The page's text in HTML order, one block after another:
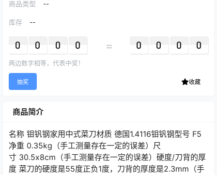
商品类型 --
库存 --
0 0 0 0 = 0 0 0 0
两边数字相等，代表中奖！
抽奖 收藏
商品简介
名称 钼钒钢家用中式菜刀材质 德国1.4116钼钒钢型号 F5
净重 0.35kg（手工测量存在一定的误差）尺
寸 30.5x8cm（手工测量存在一定的误差）硬度/刀背的厚
度 菜刀的硬度是55度正负1度，刀背的厚度是2.3mm（手